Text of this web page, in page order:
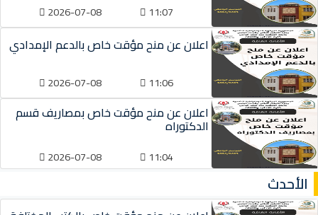
11:07
2026-07-08
اعلان عن منح مؤقت خاص بالدعم الإمدادي
11:06
2026-07-08
اعلان عن منح مؤقت خاص بمصاريف قسم
الدكتوراه
11:04
2026-07-08
الأحدث